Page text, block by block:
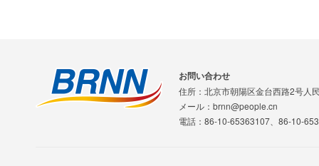
お問い合わせ
住所：北京市朝陽区金台西路2号人
メール：brnn@people.cn
電話：86-10-65363107、86-10-